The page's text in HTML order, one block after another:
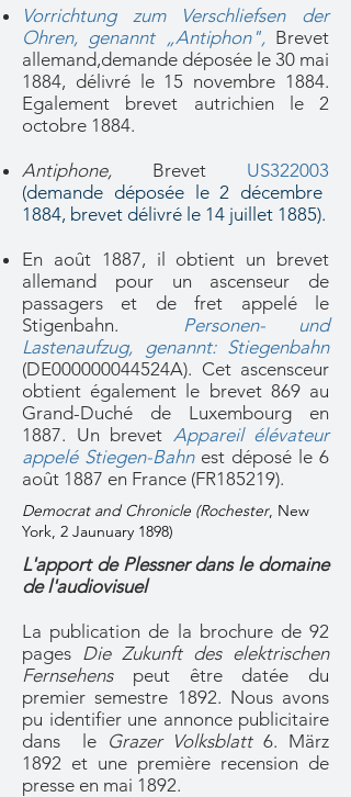
Vorrichtung zum Verschliefsen der
Ohren, genannt „Antiphon", Brevet
allemand,demande déposée le 30 mai
1884, délivré le 15 novembre 1884.
Egalement brevet autrichien le 2
octobre 1884.
Antiphone, Brevet US322003
(demande déposée le 2 décembre
1884, brevet délivré le 14 juillet 1885).
En août 1887, il obtient un brevet
allemand pour un ascenseur de
passagers et de fret appelé le
Stigenbahn. Personen- und
Lastenaufzug, genannt: Stiegenbahn
(DE000000044524A). Cet ascensceur
obtient également le brevet 869 au
Grand-Duché de Luxembourg en
1887. Un brevet Appareil élévateur
appelé Stiegen-Bahnest déposé le 6
août 1887 en France (FR185219).
Democrat and Chronicle (Rochester, New
York, 2 Jaunuary 1898)
L'apport de Plessner dans le domaine
de l'audiovisuel
La publication de la brochure de 92
pages Die Zukunft des elektrischen
Fernsehens peut être datée du
premier semestre 1892. Nous avons
pu identifier une annonce publicitaire
dans le Grazer Volksblatt6. März
1892 et une première recension de
presse en mai 1892.